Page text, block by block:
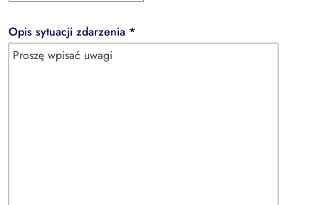
Opis sytuacji zdarzenia *